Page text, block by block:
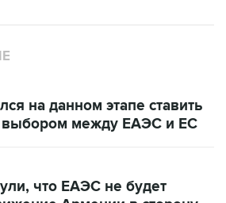
между ЕАЭС и ЕС
Армении в сторону